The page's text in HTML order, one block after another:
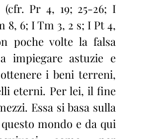
(cfr. Pr 4, 19; 25-26; I
8, 6; I Tm 3, 2 s; I Pt 4,
poche volte la falsa
impiegare astuzie e
i beni terreni,
eterni. Per lei, il fine
Essa si basa sulla
mondo e da qui